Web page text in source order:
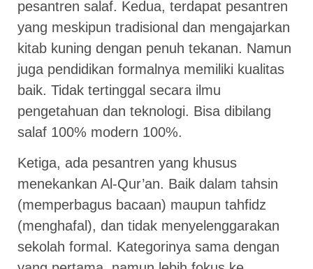
pesantren salaf. Kedua, terdapat pesantren
yang meskipun tradisional dan mengajarkan
kitab kuning dengan penuh tekanan. Namun
juga pendidikan formalnya memiliki kualitas
baik. Tidak tertinggal secara ilmu
pengetahuan dan teknologi. Bisa dibilang
salaf 100% modern 100%.
Ketiga, ada pesantren yang khusus
menekankan Al-Qur’an. Baik dalam tahsin
(memperbagus bacaan) maupun tahfidz
(menghafal), dan tidak menyelenggarakan
sekolah formal. Kategorinya sama dengan